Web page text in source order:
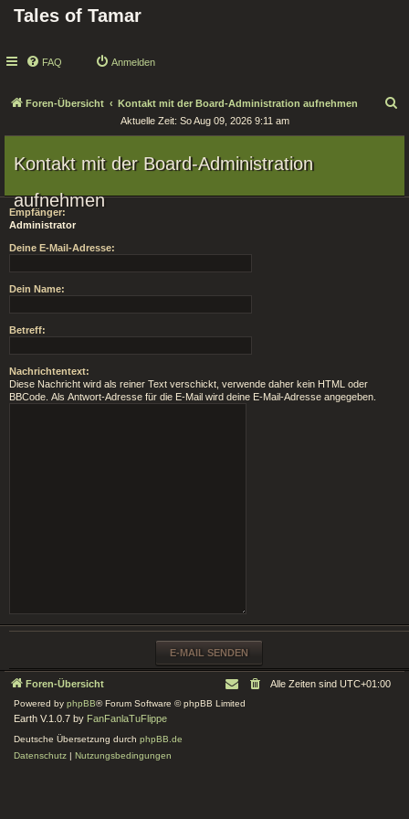
Tales of Tamar
FAQ Anmelden
Foren-Übersicht Kontakt mit der Board-Administration aufnehmen
Aktuelle Zeit: So Aug 09, 2026 9:11 am
Kontakt mit der Board-Administration
aufnehmen
Empfänger:
Administrator
Deine E-Mail-Adresse:
Dein Name:
Betreff:
Nachrichtentext:
Diese Nachricht wird als reiner Text verschickt, verwende daher kein HTML oder
BBCode. Als Antwort-Adresse für die E-Mail wird deine E-Mail-Adresse angegeben.
Foren-Übersicht Alle Zeiten sind UTC+01:00
Powered by phpBB® Forum Software © phpBB Limited
Earth V.1.0.7 by FanFanlaTuFlippe
Deutsche Übersetzung durch phpBB.de
Datenschutz | Nutzungsbedingungen